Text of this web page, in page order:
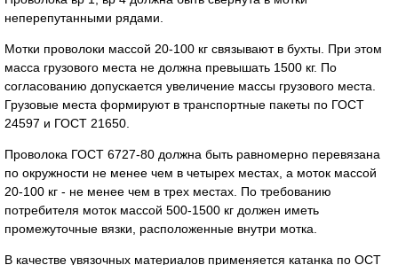
неперепутанными рядами.
Мотки проволоки массой 20-100 кг связывают в бухты. При этом
масса грузового места не должна превышать 1500 кг. По
согласованию допускается увеличение массы грузового места.
Грузовые места формируют в транспортные пакеты по ГОСТ
24597 и ГОСТ 21650.
Проволока ГОСТ 6727-80 должна быть равномерно перевязана
по окружности не менее чем в четырех местах, а моток массой
20-100 кг - не менее чем в трех местах. По требованию
потребителя моток массой 500-1500 кг должен иметь
промежуточные вязки, расположенные внутри мотка.
В качестве увязочных материалов применяется катанка по ОСТ